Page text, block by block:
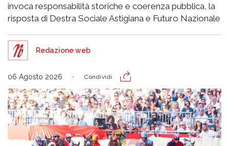
invoca responsabilità storiche e coerenza pubblica, la
risposta di Destra Sociale Astigiana e Futuro Nazionale
Redazione web
06 Agosto 2026 Condividi